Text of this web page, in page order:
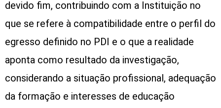
devido fim, contribuindo com a Instituição no
que se refere à compatibilidade entre o perfil do
egresso definido no PDI e o que a realidade
aponta como resultado da investigação,
considerando a situação profissional, adequação
da formação e interesses de educação